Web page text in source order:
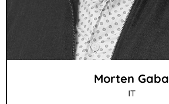
Morten Gaba
IT